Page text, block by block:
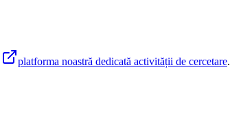
platforma noastră dedicată activității de cercetare.